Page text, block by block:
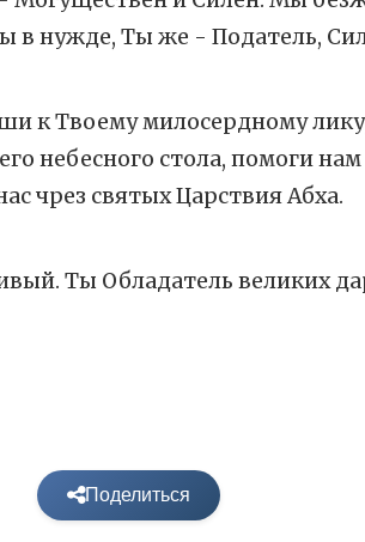
в нужде, Ты же - Податель,
к Твоему милосердному
небесного стола, помоги
чрез святых Царствия Абха.
Ты Обладатель великих
Поделиться